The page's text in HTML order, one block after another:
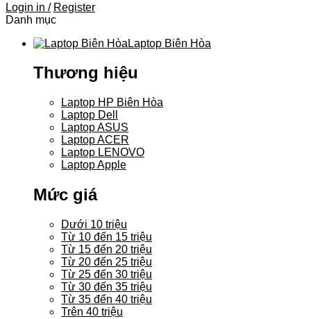
Login in / Register
Danh mục
Laptop Biên Hòa
Thương hiệu
Laptop HP Biên Hòa
Laptop Dell
Laptop ASUS
Laptop ACER
Laptop LENOVO
Laptop Apple
Mức giá
Dưới 10 triệu
Từ 10 đến 15 triệu
Từ 15 đến 20 triệu
Từ 20 đến 25 triệu
Từ 25 đến 30 triệu
Từ 30 đến 35 triệu
Từ 35 đến 40 triệu
Trên 40 triệu